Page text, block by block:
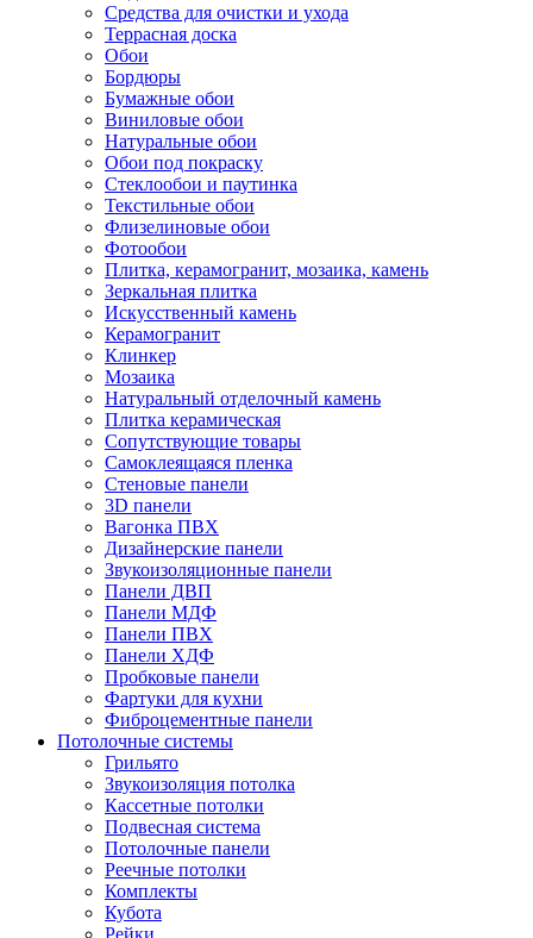
Средства для очистки и ухода
Террасная доска
Обои
Бордюры
Бумажные обои
Виниловые обои
Натуральные обои
Обои под покраску
Стеклообои и паутинка
Текстильные обои
Флизелиновые обои
Фотообои
Плитка, керамогранит, мозаика, камень
Зеркальная плитка
Искусственный камень
Керамогранит
Клинкер
Мозаика
Натуральный отделочный камень
Плитка керамическая
Сопутствующие товары
Самоклеящаяся пленка
Стеновые панели
3D панели
Вагонка ПВХ
Дизайнерские панели
Звукоизоляционные панели
Панели ДВП
Панели МДФ
Панели ПВХ
Панели ХДФ
Пробковые панели
Фартуки для кухни
Фиброцементные панели
Потолочные системы
Грильято
Звукоизоляция потолка
Кассетные потолки
Подвесная система
Потолочные панели
Реечные потолки
Комплекты
Кубота
Рейки